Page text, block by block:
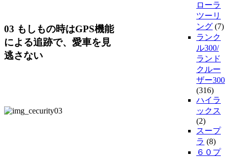
03 もしもの時はGPS機能
による追跡で、愛車を見
逃さない
ローラ
ツーリ
ング (7)
ランク
ル300/
ランド
クルー
ザー300
(316)
ハイラ
ックス
(2)
スープ
ラ (8)
６０プ